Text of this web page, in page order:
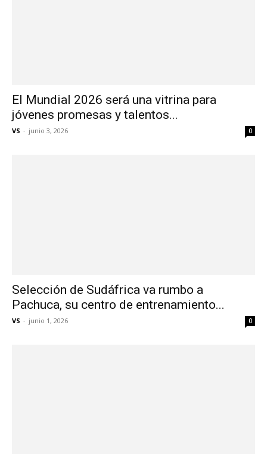
El Mundial 2026 será una vitrina para
jóvenes promesas y talentos...
VS - junio 3, 2026 0
Selección de Sudáfrica va rumbo a
Pachuca, su centro de entrenamiento...
VS - junio 1, 2026 0